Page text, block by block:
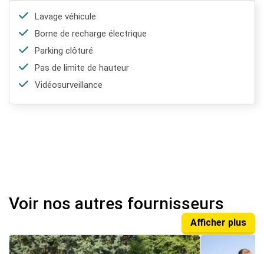
Lavage véhicule
Borne de recharge électrique
Parking clôturé
Pas de limite de hauteur
Vidéosurveillance
Voir nos autres fournisseurs
Afficher plus